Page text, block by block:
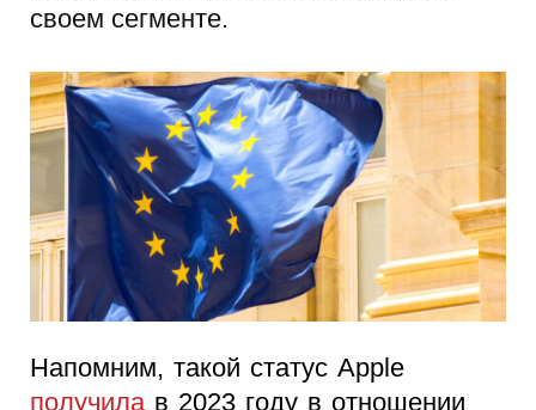
своем сегменте.
Напомним, такой статус Apple
получилав 2023 году в отношении